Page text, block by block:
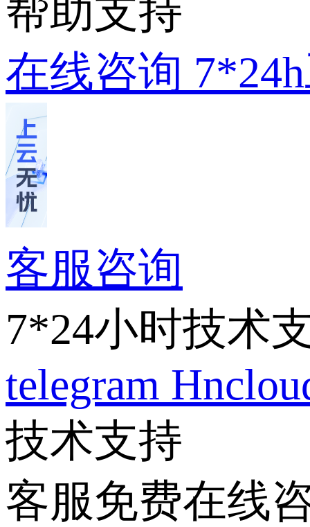
帮助支持
在线咨询
客服咨询
7*24小时技术
telegram
技术支持
客服免费在线